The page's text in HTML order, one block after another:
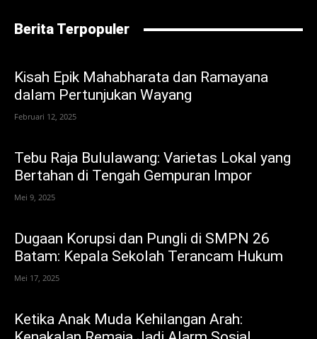
Berita Terpopuler
Kisah Epik Mahabharata dan Ramayana
dalam Pertunjukan Wayang
Februari 12, 2025
Tebu Raja Bululawang: Varietas Lokal yang
Bertahan di Tengah Gempuran Impor
Mei 9, 2025
Dugaan Korupsi dan Pungli di SMPN 26
Batam: Kepala Sekolah Terancam Hukum
Mei 17, 2025
Ketika Anak Muda Kehilangan Arah: